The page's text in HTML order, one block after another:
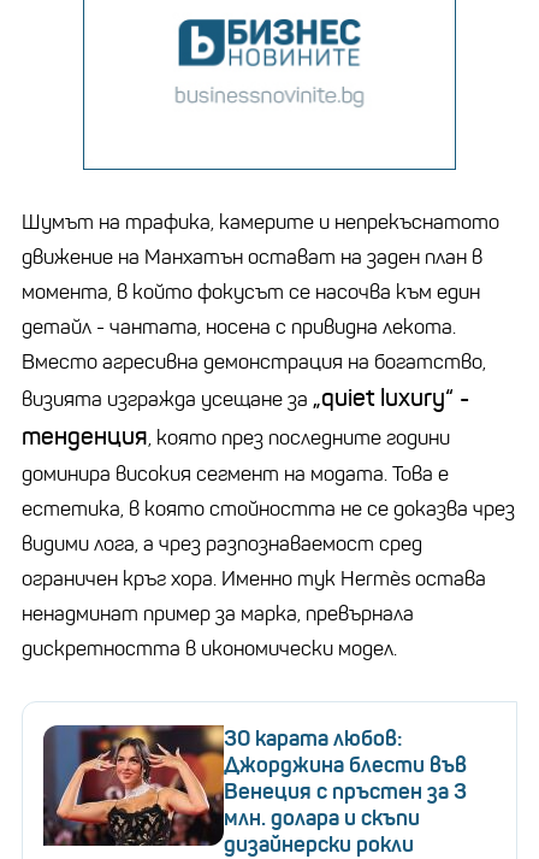
Шумът на трафика, камерите и непрекъснатото
движение на Манхатън остават на заден план в
момента, в който фокусът се насочва към един
детайл - чантата, носена с привидна лекота.
Вместо агресивна демонстрация на богатство,
визията изгражда усещане за „quiet luxury“ -
тенденция, която през последните години
доминира високия сегмент на модата. Това е
естетика, в която стойността не се доказва чрез
видими лога, а чрез разпознаваемост сред
ограничен кръг хора. Именно тук Hermès остава
ненадминат пример за марка, превърнала
дискретността в икономически модел.
30 карата любов:
Джорджина блести във
Венеция с пръстен за 3
млн. долара и скъпи
дизайнерски рокли